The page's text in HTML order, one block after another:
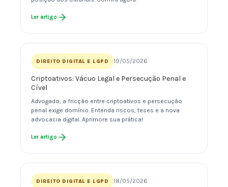
Ler artigo
DIREITO DIGITAL E LGPD 19/05/2026
Criptoativos: Vácuo Legal e Persecução Penal e
Cível
Advogado, a fricção entre criptoativos e persecução
penal exige domínio. Entenda riscos, teses e a nova
advocacia digital. Aprimore sua prática!
Ler artigo
DIREITO DIGITAL E LGPD 18/05/2026